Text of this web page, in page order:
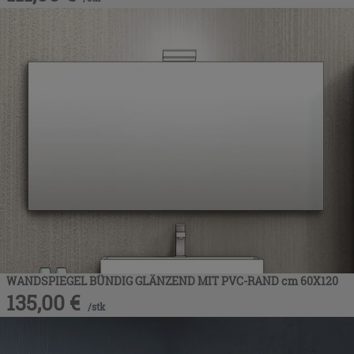
WANDSPIEGEL BÜNDIG GLÄNZEND MIT PVC-RAND cm 60X120
135,00 € /stk